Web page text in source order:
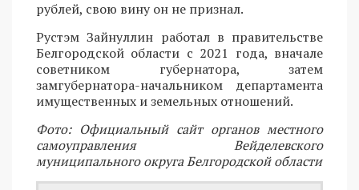
рублей, свою вину он не признал.
Рустэм Зайнуллин работал в правительстве
Белгородской области с 2021 года, вначале
советником губернатора, затем
замгубернатора-начальником департамента
имущественных и земельных отношений.
Фото: Официальный сайт органов местного
самоуправления Вейделевского
муниципального округа Белгородской области